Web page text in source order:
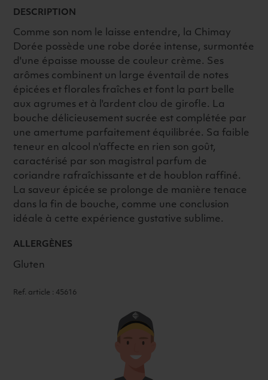
DESCRIPTION
Comme son nom le laisse entendre, la Chimay
Dorée possède une robe dorée intense, surmontée
d'une épaisse mousse de couleur crème. Ses
arômes combinent un large éventail de notes
épicées et florales fraîches et font la part belle
aux agrumes et à l'ardent clou de girofle. La
bouche délicieusement sucrée est complétée par
une amertume parfaitement équilibrée. Sa faible
teneur en alcool n'affecte en rien son goût,
caractérisé par son magistral parfum de
coriandre rafraîchissante et de houblon raffiné.
La saveur épicée se prolonge de manière tenace
dans la fin de bouche, comme une conclusion
idéale à cette expérience gustative sublime.
ALLERGÈNES
Gluten
Ref. article : 45616